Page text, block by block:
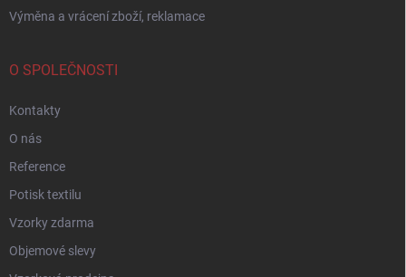
Výměna a vrácení zboží, reklamace
O SPOLEČNOSTI
Kontakty
O nás
Reference
Potisk textilu
Vzorky zdarma
Objemové slevy